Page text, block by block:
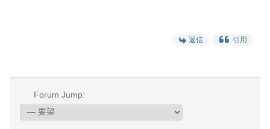
返信 引用
Forum Jump: